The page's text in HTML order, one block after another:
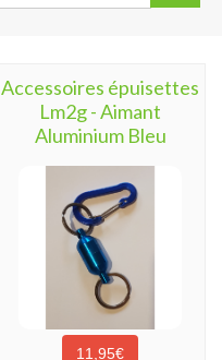
Accessoires épuisettes
Lm2g - Aimant
Aluminium Bleu
11,95€